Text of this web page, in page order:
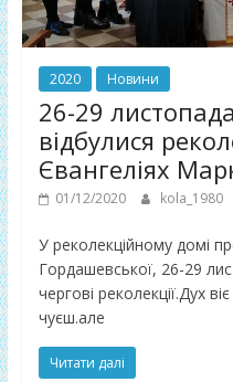
2020 Новини
26-29
відбулися
Євангеліях
01/12/2020 kola_1980
У реколекційному домі
Гордашевської, 26-29
чергові реколекції.Дух
чуєш.але
Читати далі